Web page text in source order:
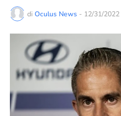
di Oculus News - 12/31/